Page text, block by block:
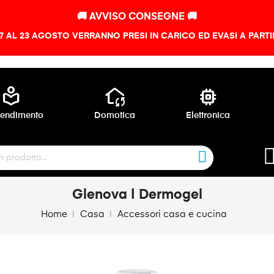
🚚 AVVISO CONSEGNE 🚚
AL 23 AGOSTO VERRANNO PRESI IN CARICO ED EVASI A
local_library wifi_home
Domotica
memory
Elettronica
Glenova | Dermogel
Home Casa Accessori casa e cucina